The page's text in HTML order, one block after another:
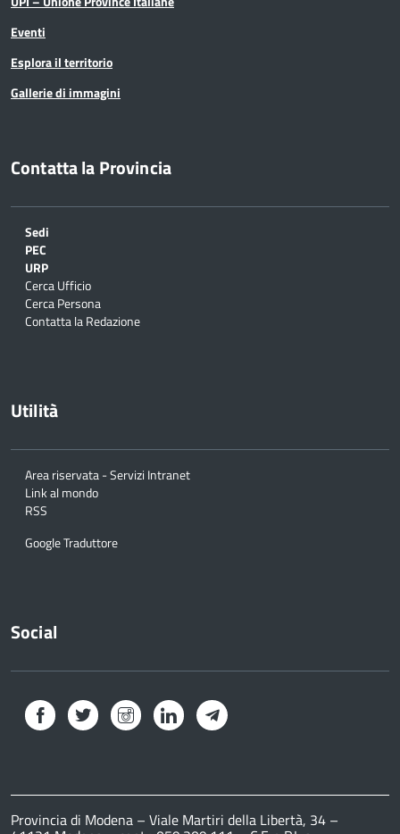
Eventi
Esplora il territorio
Gallerie di immagini
Contatta la Provincia
Sedi
PEC
URP
Cerca Ufficio
Cerca Persona
Contatta la Redazione
Utilità
Area riservata - Servizi Intranet
Link al mondo
RSS
Google Traduttore
Social
Facebook Twitter InstagramLinkedInTelegram
Provincia di Modena – Viale Martiri della Libertà, 34 –